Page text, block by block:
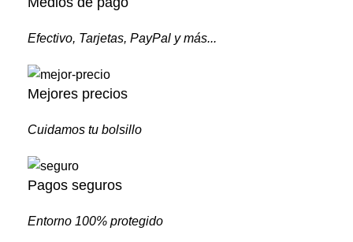
Efectivo, Tarjetas, PayPal y más...
Mejores precios
Cuidamos tu bolsillo
Pagos seguros
Entorno 100% protegido